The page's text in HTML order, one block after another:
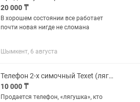
20 000 ₸
В хорошем состоянии все работает
почти новая нигде не сломана
Шымкент, 6 августа
Телефон 2-х симочный Texet (лягушка)
10 000 ₸
Продается телефон, «лягушка», кто